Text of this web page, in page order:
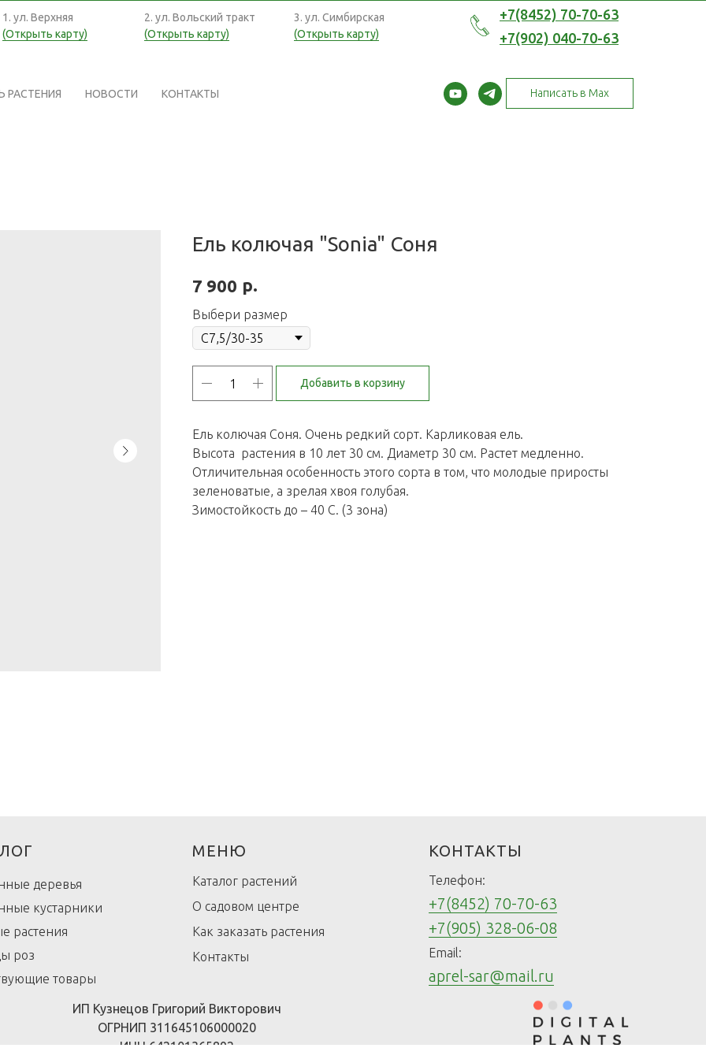
1. ул. Верхняя
(Открыть карту)
+7(8452) 70-70-63
2. ул. Вольский тракт
(Открыть карту)
3. ул. Симбирская
(Открыть карту)
+7(902) 040-70-63
РАСТЕНИЯ НОВОСТИ КОНТАКТЫ Написать в Max
Ель колючая "Sonia" Соня
7 900 р.
Выбери размер
Добавить в корзину
Ель колючая Соня. Очень редкий сорт. Карликовая ель.
Высота растения в 10 лет 30 см. Диаметр 30 см. Растет медленно.
Отличительная особенность этого сорта в том, что молодые приросты
зеленоватые, а зрелая хвоя голубая.
Зимостойкость до – 40 С. (3 зона)
деревья
кустарники
растения
роз
товары
МЕНЮ
Каталог растений
О садовом центре
Как заказать растения
Контакты
КОНТАКТЫ
Телефон:
+7(8452) 70-70-63
+7(905) 328-06-08
Email:
aprel-sar@mail.ru
ИП Кузнецов Григорий Викторович
ОГРНИП 311645106000020
ИНН 642101365892